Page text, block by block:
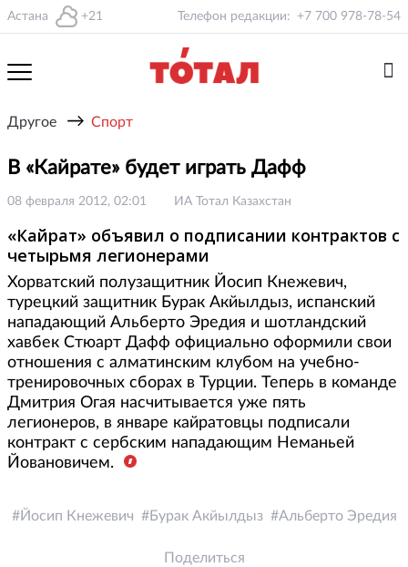
Астана +21 Телефон редакции: +7 700 978-78-54
Другое → Спорт
В «Кайрате» будет играть Дафф
08 февраля 2012, 02:01 ИА Тотал Казахстан
«Кайрат» объявил о подписании контрактов с
четырьмя легионерами
Хорватский полузащитник Йосип Кнежевич,
турецкий защитник Бурак Акйылдыз, испанский
нападающий Альберто Эредия и шотландский
хавбек Стюарт Дафф официально оформили свои
отношения с алматинским клубом на учебно-
тренировочных сборах в Турции. Теперь в команде
Дмитрия Огая насчитывается уже пять
легионеров, в январе кайратовцы подписали
контракт с сербским нападающим Неманьей
Йовановичем.
Йосип Кнежевич Бурак Акйылдыз Альберто Эредия
Поделиться